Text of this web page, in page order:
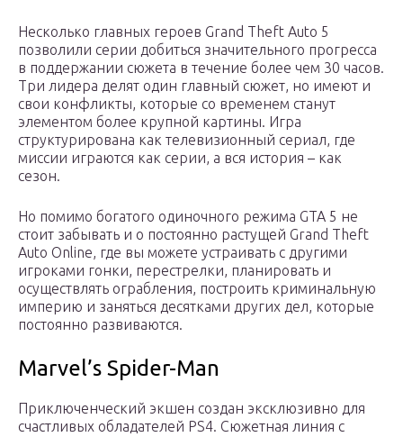
Несколько главных героев Grand Theft Auto 5
позволили серии добиться значительного прогресса
в поддержании сюжета в течение более чем 30 часов.
Три лидера делят один главный сюжет, но имеют и
свои конфликты, которые со временем станут
элементом более крупной картины. Игра
структурирована как телевизионный сериал, где
миссии играются как серии, а вся история – как
сезон.
Но помимо богатого одиночного режима GTA 5 не
стоит забывать и о постоянно растущей Grand Theft
Auto Online, где вы можете устраивать с другими
игроками гонки, перестрелки, планировать и
осуществлять ограбления, построить криминальную
империю и заняться десятками других дел, которые
постоянно развиваются.
Marvel’s Spider-Man
Приключенческий экшен создан эксклюзивно для
счастливых обладателей PS4. Сюжетная линия с